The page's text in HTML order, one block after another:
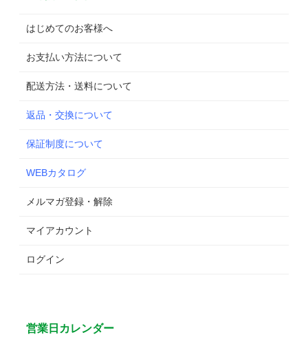
はじめてのお客様へ
お支払い方法について
配送方法・送料について
返品・交換について
保証制度について
WEBカタログ
メルマガ登録・解除
マイアカウント
ログイン
営業日カレンダー